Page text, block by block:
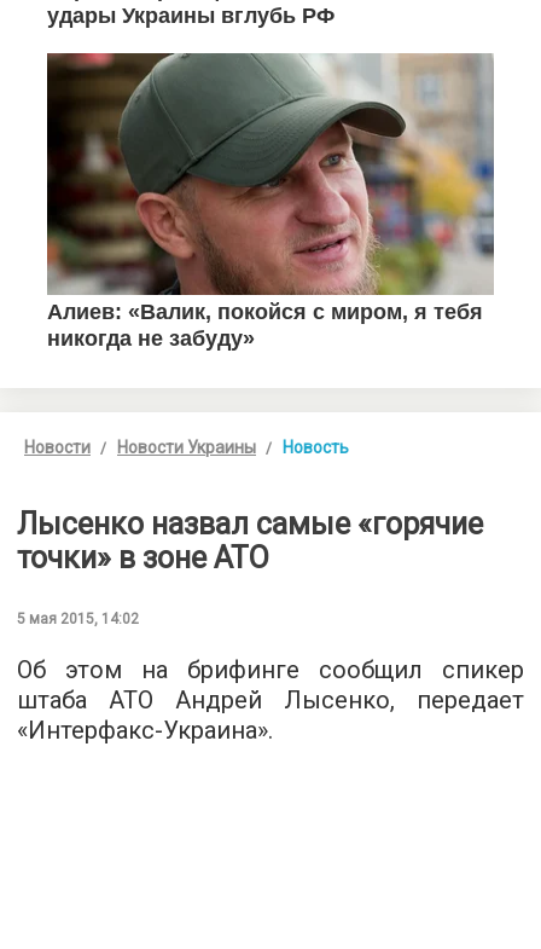
Новости Новости Украины Новость
Лысенко назвал самые «горячие
точки» в зоне АТО
5 мая 2015, 14:02
Об этом на брифинге сообщил спикер
штаба АТО Андрей Лысенко, передает
«Интерфакс-Украина».